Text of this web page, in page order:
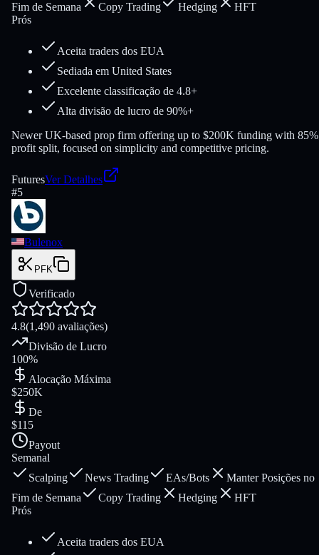
Fim de Semana
Copy Trading Hedging
HFT
Prós
Aceita traders dos EUA
Sediada em United States
Excelente classificação de 4.8+
Alta divisão de lucro de 90%+
Newer UK-based prop firm offering up to $200K funding with 85%
profit split, focused on simplicity and competitive pricing.
FuturesVer Detalhes
#5
Bulenox
PFK
Verificado
4.8(1,490 avaliações)
Divisão de Lucro
100%
Alocação Máxima
$250K
De
$115
Payout
Semanal
Scalping
News Trading EAs/Bots
Manter Posições no
Fim de Semana
Copy Trading Hedging
HFT
Prós
Aceita traders dos EUA